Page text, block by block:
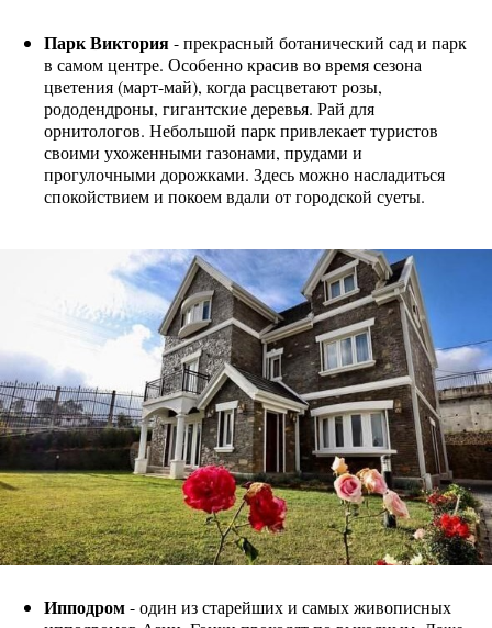
Парк Виктория- прекрасный ботанический сад и парк
в самом центре. Особенно красив во время сезона
цветения (март-май), когда расцветают розы,
рододендроны, гигантские деревья. Рай для
орнитологов. Небольшой парк привлекает туристов
своими ухоженными газонами, прудами и
прогулочными дорожками. Здесь можно насладиться
спокойствием и покоем вдали от городской суеты.
Ипподром- один из старейших и самых живописных